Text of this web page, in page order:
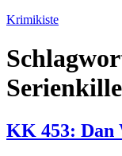
Zum
springen
Krimikiste
KK 453: Dan